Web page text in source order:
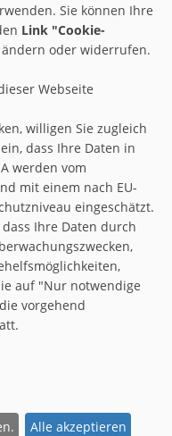
Sie können Ihre
Link "Cookie-
oder widerrufen.
Webseite
willigen Sie zugleich
dass Ihre Daten in
werden vom
mit einem nach EU-
eingeschätzt.
Ihre Daten durch
auf "Nur notwendige
vorgehend
Alle akzeptieren